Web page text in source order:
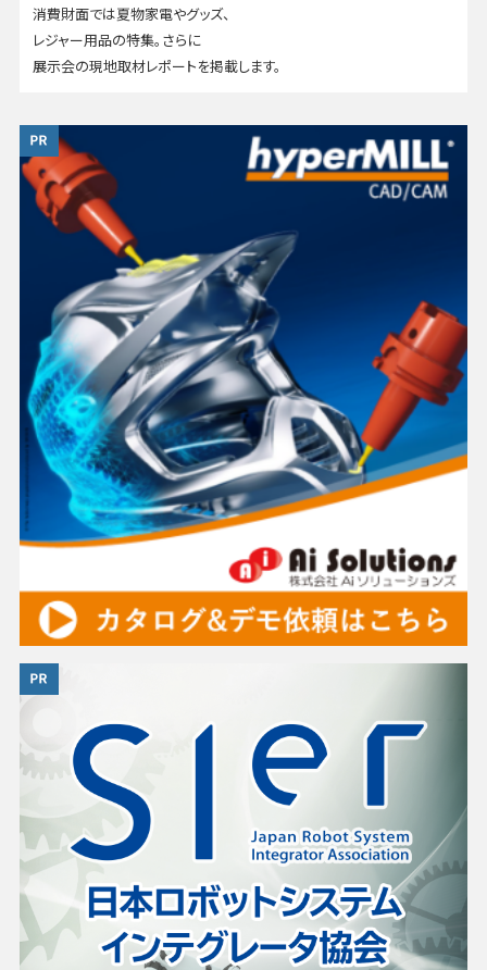
消費財面では夏物家電やグッズ、
レジャー用品の特集。さらに
展示会の現地取材レポートを掲載します。